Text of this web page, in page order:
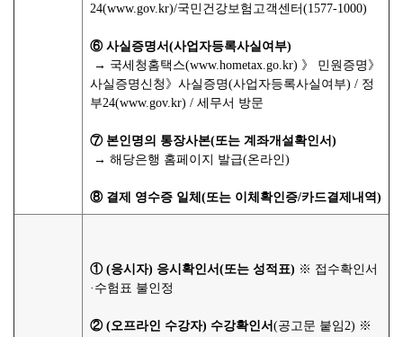
24(www.gov.kr)/국민건강보험고객센터(1577-1000)
⑥ 사실증명서(사업자등록사실여부)
→ 국세청홈택스(www.hometax.go.kr) 》 민원증명》
사실증명신청》사실증명(사업자등록사실여부) / 정
부24(www.gov.kr) / 세무서 방문
⑦ 본인명의 통장사본(또는 계좌개설확인서)
→ 해당은행 홈페이지 발급(온라인)
⑧ 결제 영수증 일체(또는 이체확인증/카드결제내역)
① (응시자) 응시확인서(또는 성적표) ※ 접수확인서
· 수험표 불인정
② (오프라인 수강자) 수강확인서 (공고문 붙임2) ※